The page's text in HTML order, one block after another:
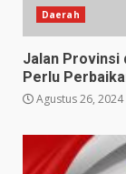
Daerah
Jalan Provinsi
Perlu
Agustus 26, 2024